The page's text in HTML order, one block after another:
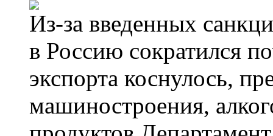
Из-за введенных
в Россию сократился
экспорта коснулось,
машиностроения,